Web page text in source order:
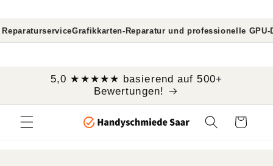
InhaltGrafikkarten-Reparatur und professionelle GPU-
5,0 ★★★★★ basierend auf 500+
Bewertungen!
Warenkorb